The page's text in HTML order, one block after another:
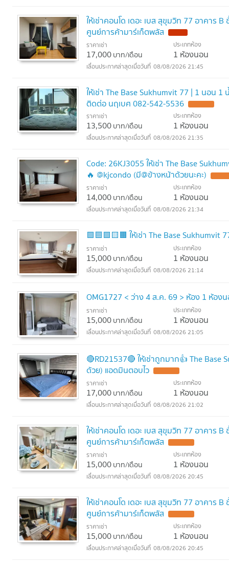
ให้เช่าคอนโด เดอะ เบส สุขุมวิท 77 อาคาร
ศูนย์การค้ามาร์เก็ตพลัส
ราคาเช่า
17,000บาท/เดือน
ประเภทห้อง
1 ห้องนอน
08/08/2026 21:45
ให้เช่า The Base Sukhumvit 77 | 1 นอน
ติดต่อ นฤเบศ 082-542-5536
ราคาเช่า
13,500บาท/เดือน
ประเภทห้อง
1 ห้องนอน
08/08/2026 21:35
Code: 26KJ3055 ให้เช่า The Base
🔥 @kjcondo (มี@ข้างหน้าด้วยนะคะ)
ราคาเช่า
14,000บาท/เดือน
ประเภทห้อง
1 ห้องนอน
08/08/2026 21:34
🟪🟦🟩🟨🟧 ให้เช่า The Base
ราคาเช่า
15,000บาท/เดือน
ประเภทห้อง
1 ห้องนอน
08/08/2026 21:14
OMG1727 < ว่าง 4 ส.ค. 69 > ห้อง 1 ห้องน
ราคาเช่า
15,000บาท/เดือน
ประเภทห้อง
1 ห้องนอน
08/08/2026 21:05
🔴RD21537🔴 ให้เช่าถูกมาก👍 The Base
ด้วย) แอดมินตอบไว
ราคาเช่า
17,000บาท/เดือน
ประเภทห้อง
1 ห้องนอน
08/08/2026 21:02
ให้เช่าคอนโด เดอะ เบส สุขุมวิท 77 อาคาร
ศูนย์การค้ามาร์เก็ตพลัส
ราคาเช่า
15,000บาท/เดือน
ประเภทห้อง
1 ห้องนอน
08/08/2026 20:45
ให้เช่าคอนโด เดอะ เบส สุขุมวิท 77 อาคาร
ศูนย์การค้ามาร์เก็ตพลัส
ราคาเช่า
15,000บาท/เดือน
ประเภทห้อง
1 ห้องนอน
08/08/2026 20:45